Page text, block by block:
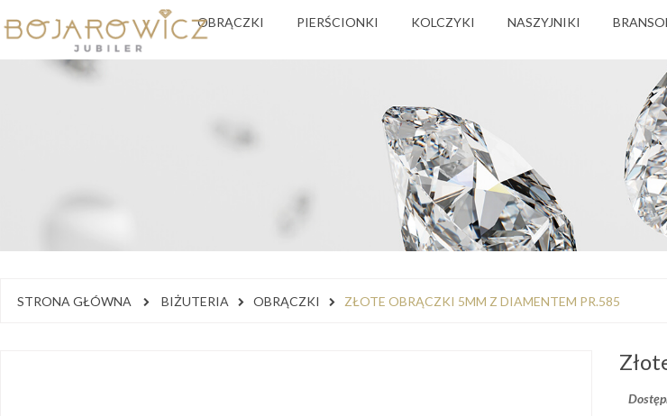
OBRĄCZKI PIERŚCIONKI KOLCZYKI NASZYJNIKI
STRONA GŁÓWNA BIŻUTERIA OBRĄCZKI ZŁOTE OBRĄCZKI 5MM Z DIAMENTEM PR.585